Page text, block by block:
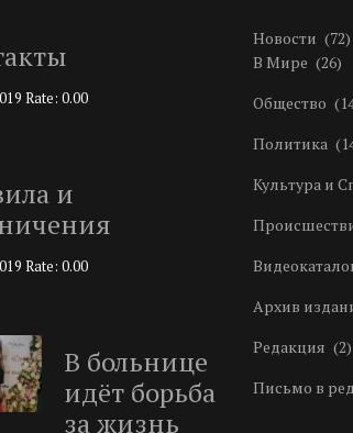
Rate: 0.00
и
Rate: 0.00
В больнице
идёт борьба
за жизнь
Новости (72)
В Мире (26)
Общество
Политика
Культура и
Архив
Редакция (2)
Письмо в